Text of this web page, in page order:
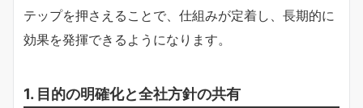
テップを押さえることで、仕組みが定着し、長期的に
効果を発揮できるようになります。
1. 目的の明確化と全社方針の共有